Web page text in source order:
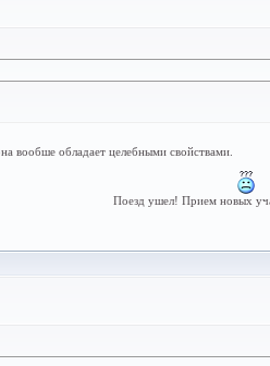
вообше обладает целебными свойствами.
Поезд ушел! Прием новых